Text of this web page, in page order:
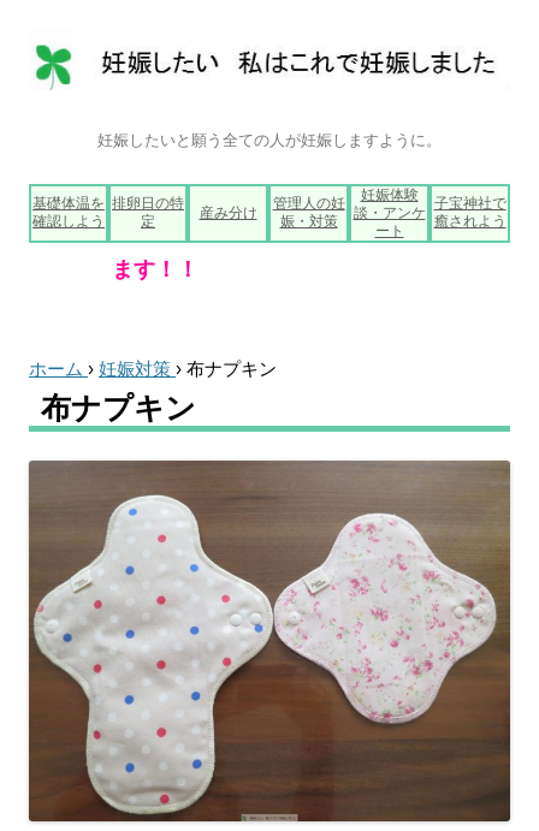
妊娠したいと願う全ての人が妊娠しますように。
コ
ン
テ
ン
基礎体温を
確認しよう
排卵日の特
定
産み分け
管理人の妊
娠・対策
妊娠体験
談・アンケ
ート
子宝神社で
癒されよう
ホーム › 妊娠対策 › 布ナプキン
布ナプキン